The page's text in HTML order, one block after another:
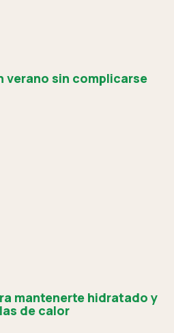
verano sin complicarse
mantenerte hidratado y
de calor